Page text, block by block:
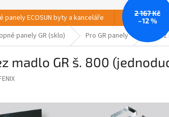
panely ECOSUN byty a kanceláře Sálavé
panely GR (sklo) Pro GR panely
madlo GR š. 800
2 167 Kč
–12 %